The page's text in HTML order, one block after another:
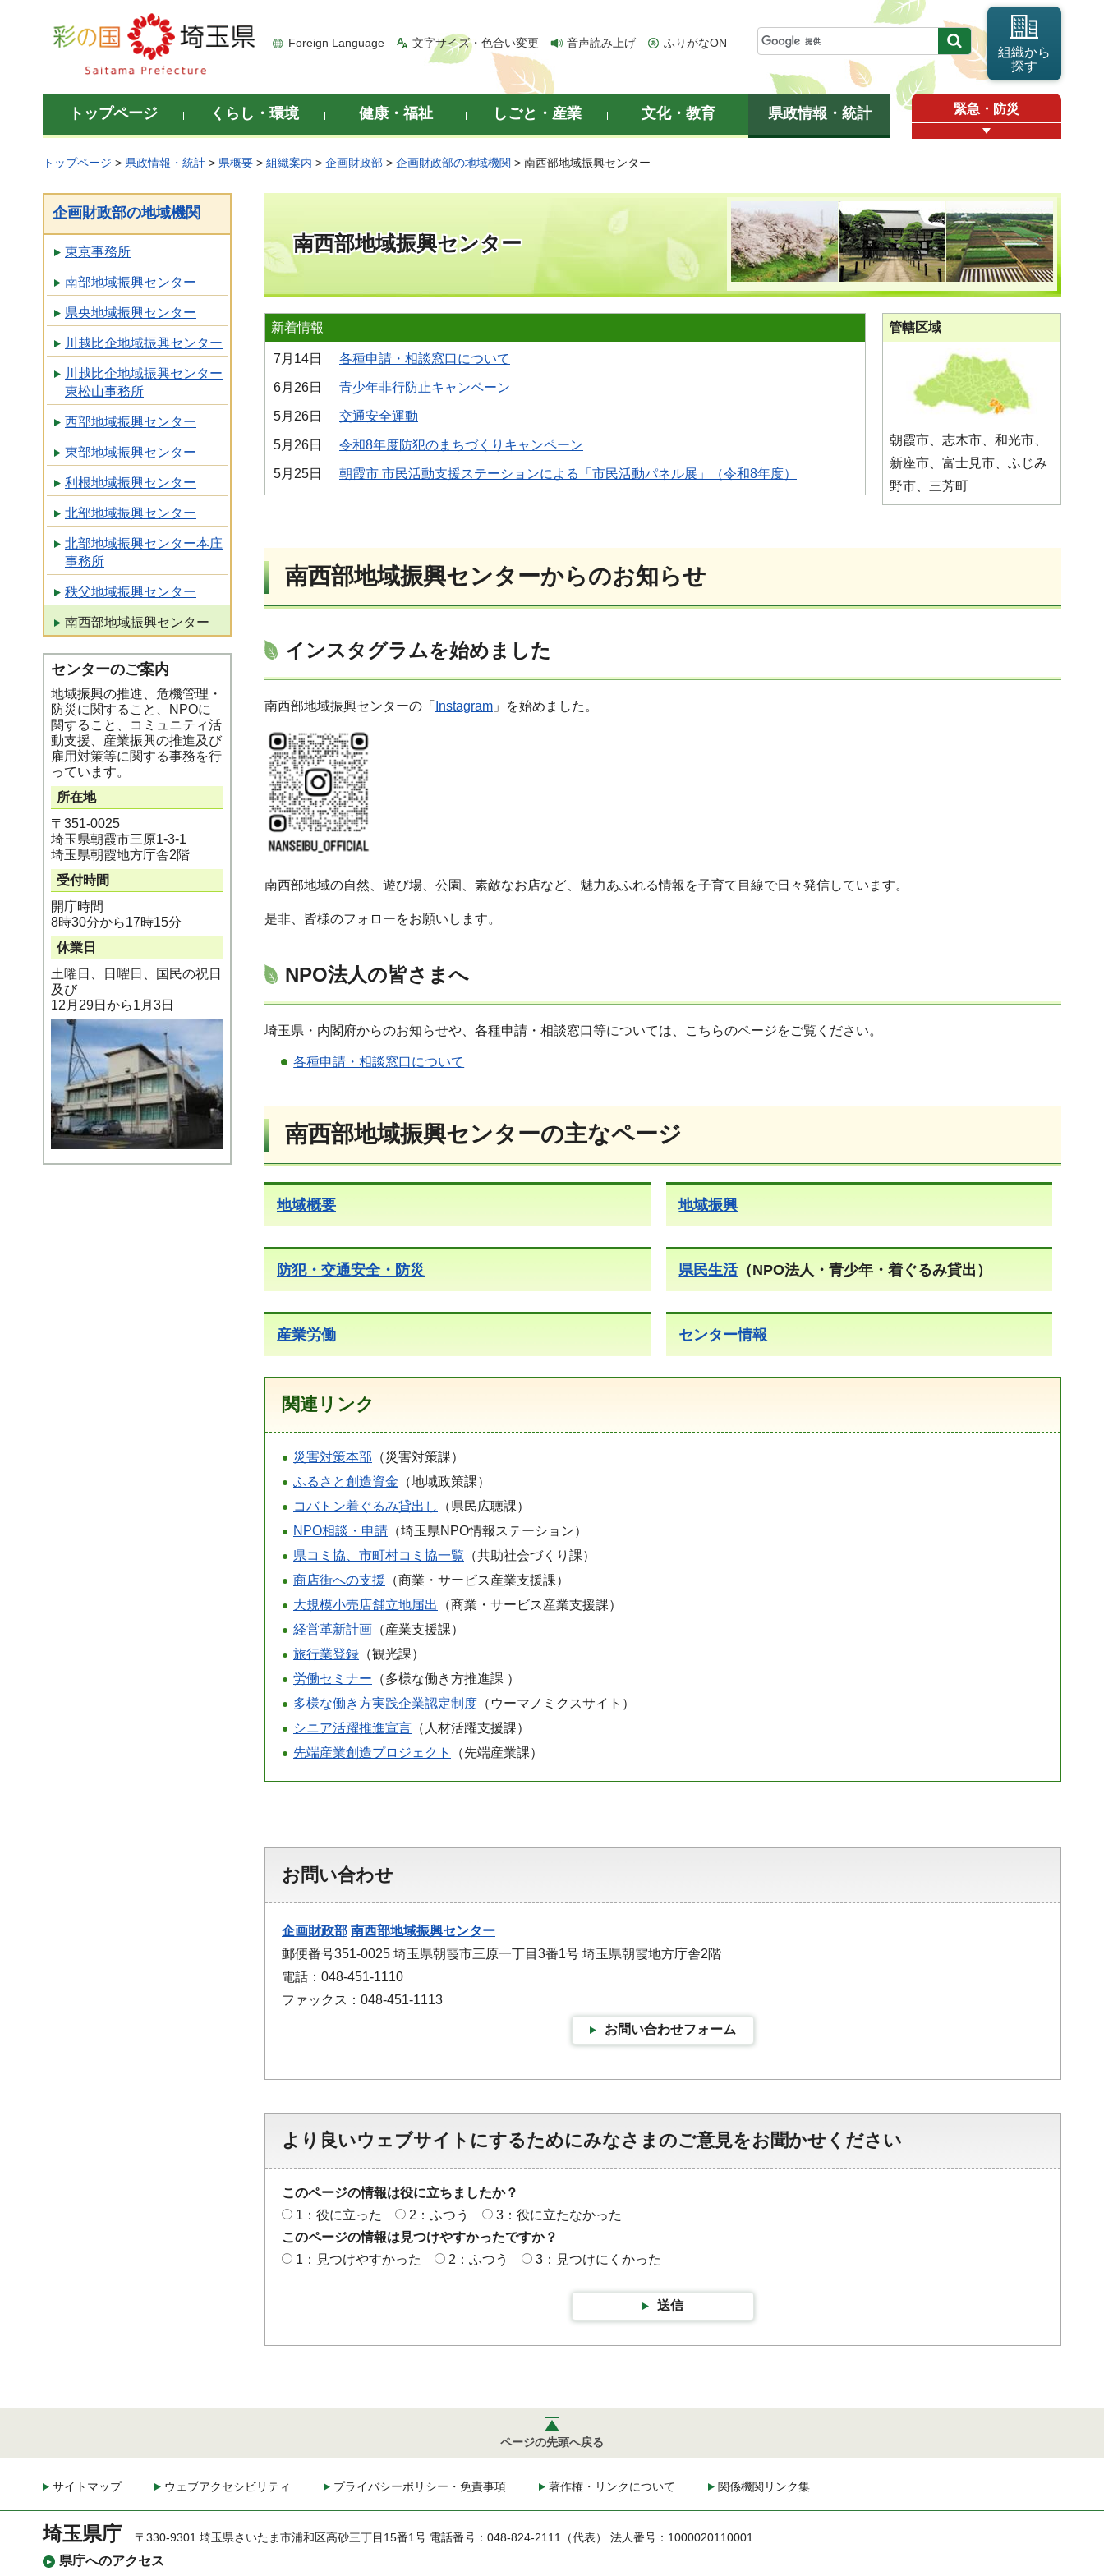
彩の国 埼玉県
Foreign Language 文字サイズ・色合い変更 音声読み上げ ふりがなON
組織から
探す
トップページ くらし・環境 健康・福祉 しごと・産業 文化・教育 県政情報・統計 緊急・防災
トップページ > 県政情報・統計 > 県概要 > 組織案内 > 企画財政部 > 企画財政部の地域機関 > 南西部地域振興センター
企画財政部の地域機関
東京事務所
南部地域振興センター
県央地域振興センター
川越比企地域振興センター
川越比企地域振興センター
東松山事務所
西部地域振興センター
東部地域振興センター
利根地域振興センター
北部地域振興センター
北部地域振興センター本庄
事務所
秩父地域振興センター
南西部地域振興センター
センターのご案内
地域振興の推進、危機管理・
防災に関すること、NPOに
関すること、コミュニティ活
動支援、産業振興の推進及び
雇用対策等に関する事務を行
っています。
所在地
〒351-0025
埼玉県朝霞市三原1-3-1
埼玉県朝霞地方庁舎2階
受付時間
開庁時間
8時30分から17時15分
休業日
土曜日、日曜日、国民の祝日
及び
12月29日から1月3日
南西部地域振興センター
新着情報
7月14日 各種申請・相談窓口について
6月26日 青少年非行防止キャンペーン
5月26日 交通安全運動
5月26日 令和8年度防犯のまちづくりキャンペーン
5月25日 朝霞市 市民活動支援ステーションによる「市民活動パネル展」（令和8年度）
管轄区域
朝霞市、志木市、和光市、
新座市、富士見市、ふじみ
野市、三芳町
南西部地域振興センターからのお知らせ
インスタグラムを始めました
南西部地域振興センターの「 Instagram 」を始めました。
南西部地域の自然、遊び場、公園、素敵なお店など、魅力あふれる情報を子育て目線で日々発信しています。
是非、皆様のフォローをお願いします。
NPO法人の皆さまへ
埼玉県・内閣府からのお知らせや、各種申請・相談窓口等については、こちらのページをご覧ください。
各種申請・相談窓口について
南西部地域振興センターの主なページ
地域概要
防犯・交通安全・防災
産業労働
地域振興
県民生活（NPO法人・青少年・着ぐるみ貸出）
センター情報
関連リンク
災害対策本部 （災害対策課）
ふるさと創造資金 （地域政策課）
コバトン着ぐるみ貸出し
（県民広聴課）
NPO相談・申請 （埼玉県NPO情報ステーション）
県コミ協、市町村コミ協一覧 （共助社会づくり課）
商店街への支援 （商業・サービス産業支援課）
大規模小売店舗立地届出
（商業・サービス産業支援課）
経営革新計画 （産業支援課）
旅行業登録 （観光課）
労働セミナー （多様な働き方推進課 ）
多様な働き方実践企業認定制度 （ウーマノミクスサイト）
シニア活躍推進宣言 （人材活躍支援課）
先端産業創造プロジェクト
（先端産業課）
お問い合わせ
企画財政部 南西部地域振興センター
郵便番号351-0025 埼玉県朝霞市三原一丁目3番1号 埼玉県朝霞地方庁舎2階
電話：048-451-1110
ファックス：048-451-1113
お問い合わせフォーム
より良いウェブサイトにするためにみなさまのご意見をお聞かせください
このページの情報は役に立ちましたか？
1：役に立った
2：ふつう
3：役に立たなかった
このページの情報は見つけやすかったですか？
1：見つけやすかった
2：ふつう 3：見つけにくかった
送信
ページの先頭へ戻る
サイトマップ ウェブアクセシビリティ プライバシーポリシー・免責事項 著作権・リンクについて 関係機関リンク集
埼玉県庁
県庁へのアクセス
〒330-9301 埼玉県さいたま市浦和区高砂三丁目15番1号 電話番号：048-824-2111（代表） 法人番号：1000020110001